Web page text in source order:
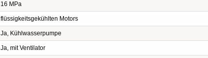
16 MPa
flüssigkeitsgekühlten Motors
Ja, Kühlwasserpumpe
Ja, mit Ventilator